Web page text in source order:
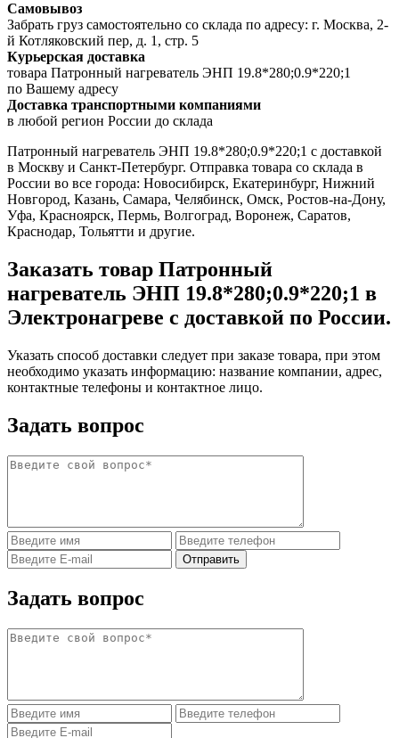
Самовывоз
Забрать груз самостоятельно со склада по адресу: г. Москва, 2-
й Котляковский пер, д. 1, стр. 5
Курьерская доставка
товара Патронный нагреватель ЭНП 19.8*280;0.9*220;1
по Вашему адресу
Доставка транспортными компаниями
в любой регион России до склада
Патронный нагреватель ЭНП 19.8*280;0.9*220;1 с доставкой
в Москву и Санкт-Петербург. Отправка товара со склада в
России во все города: Новосибирск, Екатеринбург, Нижний
Новгород, Казань, Самара, Челябинск, Омск, Ростов-на-Дону,
Уфа, Красноярск, Пермь, Волгоград, Воронеж, Саратов,
Краснодар, Тольятти и другие.
Заказать товар Патронный
нагреватель ЭНП 19.8*280;0.9*220;1 в
Электронагреве с доставкой по России.
Указать способ доставки следует при заказе товара, при этом
необходимо указать информацию: название компании, адрес,
контактные телефоны и контактное лицо.
Задать вопрос
Задать вопрос